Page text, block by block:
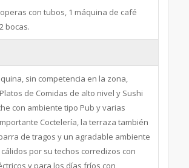
con tubos, 1 máquina de café
bocas.
sin competencia en la zona,
de Comidas de alto nivel y Sushi
con ambiente tipo Pub y varias
Coctelería, la terraza también
de tragos y un agradable ambiente
por su techos corredizos con
y para los días fríos con